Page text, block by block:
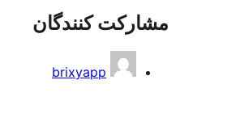
مشارکت کنندگان
brixyapp